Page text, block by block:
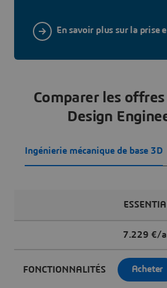
En savoir plus sur la prise
Comparer les
Design
Ingénierie mécanique de base 3D
7.229 €/
FONCTIONNALITÉS Acheter